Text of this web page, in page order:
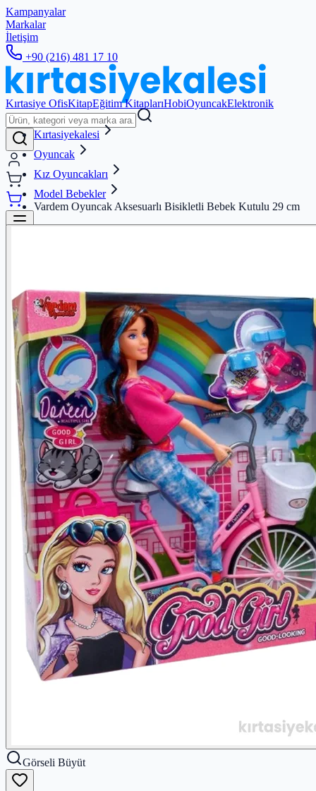
Kampanyalar
Markalar
İletişim
+90 (216) 481 17 10
Kırtasiye OfisKitapEğitim KitaplarıHobiOyuncakElektronik
Kırtasiyekalesi
Oyuncak
Kız Oyuncakları
Model Bebekler
Vardem Oyuncak Aksesuarlı Bisikletli Bebek Kutulu 29 cm
Görseli Büyüt